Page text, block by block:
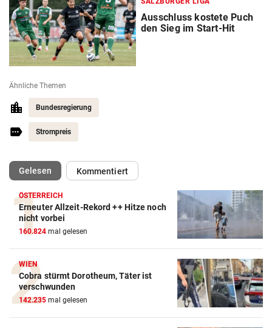
Ausschluss kostete Puch
den Sieg im Start-Hit
Ähnliche Themen
Bundesregierung
Strompreis
Gelesen(ausgewählt)Kommentiert
ÖSTERREICH
Erneuter Allzeit-Rekord ++ Hitze noch
nicht vorbei
160.824 mal gelesen
WIEN
Cobra stürmt Dorotheum, Täter ist
verschwunden
142.235 mal gelesen